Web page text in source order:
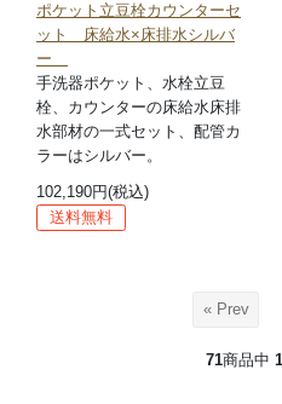
ポケット立豆栓カウンターセ
ット 床給水×床排水シルバ
ー
手洗器ポケット、水栓立豆
栓、カウンターの床給水床排
水部材の一式セット、配管カ
ラーはシルバー。
102,190円(税込)
送料無料
« Prev
71商品中